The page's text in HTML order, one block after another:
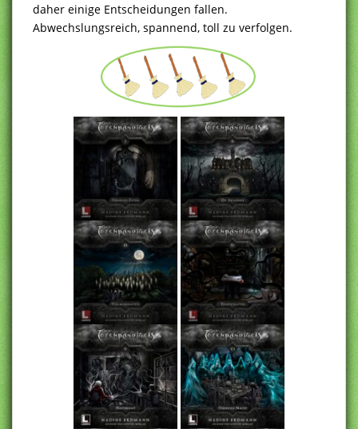
daher einige Entscheidungen fallen.
Abwechslungsreich, spannend, toll zu verfolgen.